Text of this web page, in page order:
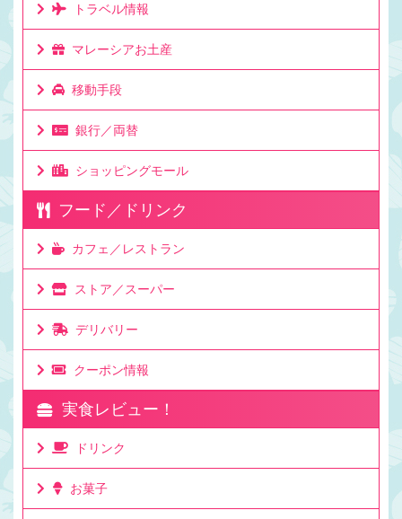
トラベル情報
マレーシアお土産
移動手段
銀行／両替
ショッピングモール
フード／ドリンク
カフェ／レストラン
ストア／スーパー
デリバリー
クーポン情報
実食レビュー！
ドリンク
お菓子